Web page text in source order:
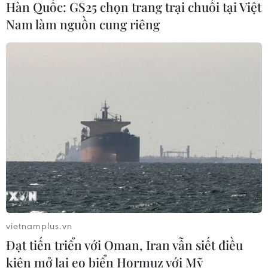
CƠ QUAN CHỦ QUẢN: THÔNG TẤN XÃ VIỆT NAM
Quy định sử dụng
RSS
Hỗ trợ
Ngôn ngữ
TTXVN
Dịch vụ tin
Quảng cáo
Liên hệ
Hàn Quốc: GS25 chọn trang trại chuối tại Việt
Nam làm nguồn cung riêng
vietnamplus.vn
Đạt tiến triển với Oman, Iran vẫn siết điều
kiện mở lại eo biển Hormuz với Mỹ